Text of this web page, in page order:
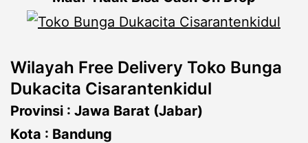
Wilayah Free Delivery Toko Bunga
Dukacita Cisarantenkidul
Provinsi : Jawa Barat (Jabar)
Kota : Bandung